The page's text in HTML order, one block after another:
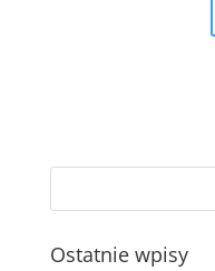
Ostatnie wpisy